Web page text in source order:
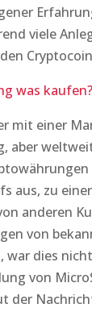
viele
was kaufen?
mit einer
aus, zu
anderen
von
dies
von
der